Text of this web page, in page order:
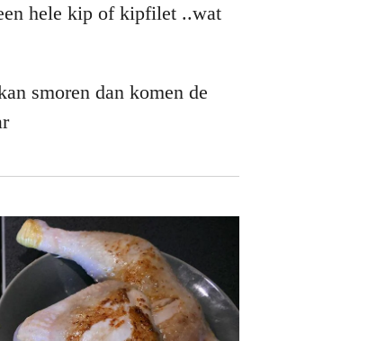
hele kip of kipfilet ..wat
smoren dan komen de